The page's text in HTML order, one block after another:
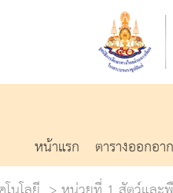
หน้าแรก ตารางออกอา